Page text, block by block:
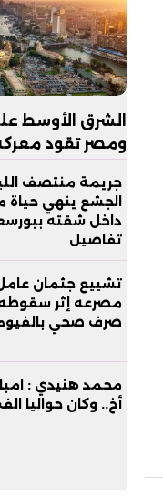
الشرق الأوسط
ومصر تقود
جريمة منتصف
الجشع ينهي
داخل شقته
تفاصيل
تشييع جثمان
مصرعه إثر سقوطه
صرف صحي
محمد هنيدي :
أخ.. وكان حواليا